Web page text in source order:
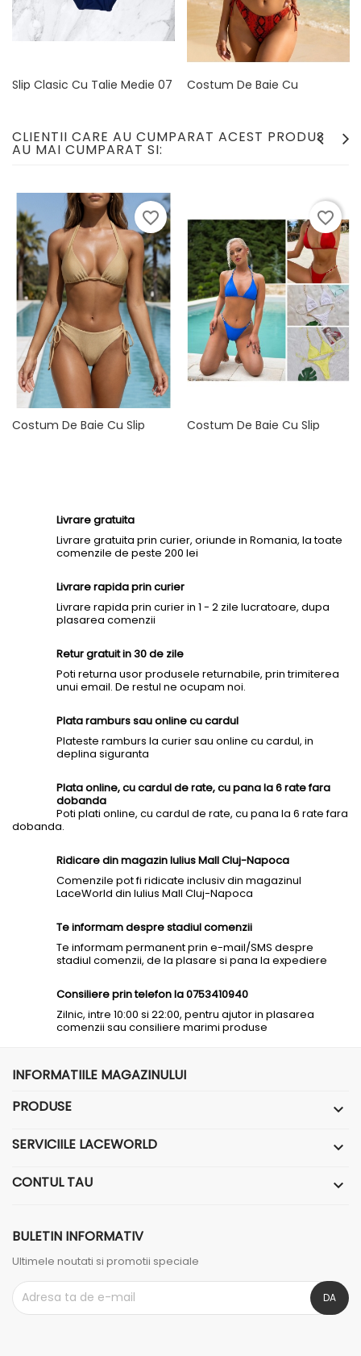
Slip Clasic Cu Talie Medie 07
Costum De Baie Cu
de
baza
CLIENTII CARE AU CUMPARAT ACEST PRODUS
AU MAI CUMPARAT SI:
Costum De Baie Cu Slip
favorite_border
Costum De Baie Cu Slip
favorite_border
Livrare gratuita
Livrare gratuita prin curier, oriunde in Romania, la toate
comenzile de peste 200 lei
Livrare rapida prin curier
Livrare rapida prin curier in 1 - 2 zile lucratoare, dupa
plasarea comenzii
Retur gratuit in 30 de zile
Poti returna usor produsele returnabile, prin trimiterea
unui email. De restul ne ocupam noi.
Plata ramburs sau online cu cardul
Plateste ramburs la curier sau online cu cardul, in
deplina siguranta
Plata online, cu cardul de rate, cu pana la 6 rate fara
dobanda
Poti plati online, cu cardul de rate, cu pana la 6 rate fara
dobanda.
Ridicare din magazin Iulius Mall Cluj-Napoca
Comenzile pot fi ridicate inclusiv din magazinul
LaceWorld din Iulius Mall Cluj-Napoca
Te informam despre stadiul comenzii
Te informam permanent prin e-mail/SMS despre
stadiul comenzii, de la plasare si pana la expediere
Consiliere prin telefon la 0753410940
Zilnic, intre 10:00 si 22:00, pentru ajutor in plasarea
comenzii sau consiliere marimi produse
INFORMATIILE MAGAZINULUI
PRODUSE

SERVICIILE LACEWORLD 
CONTUL TAU 
BULETIN INFORMATIV
Ultimele noutati si promotii speciale